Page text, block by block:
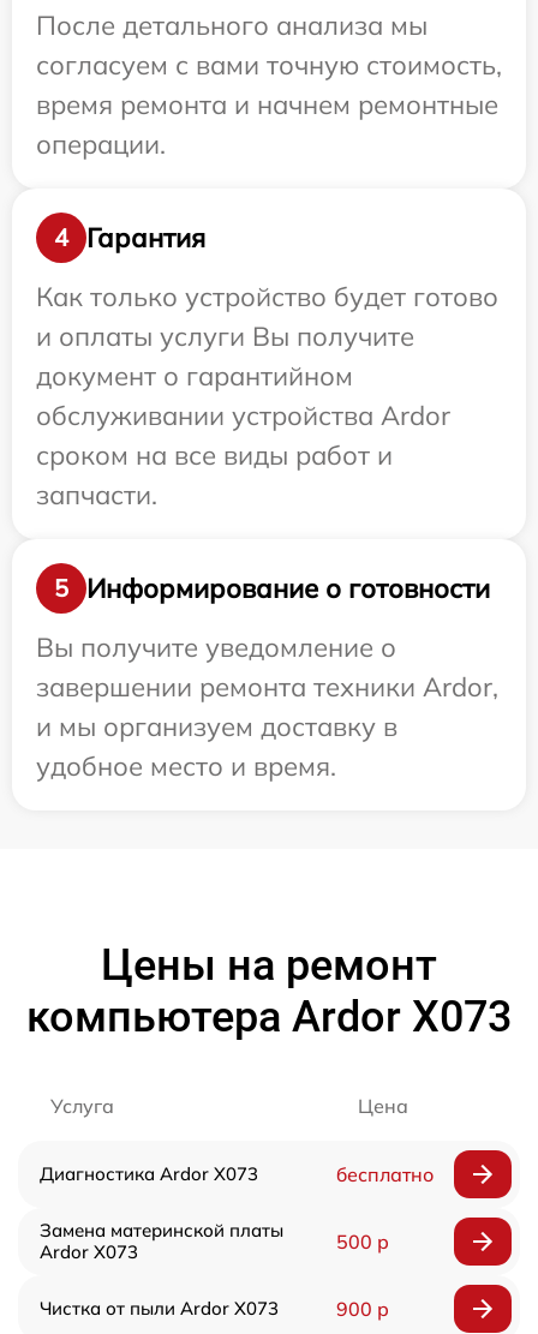
После детального анализа мы
согласуем с вами точную стоимость,
время ремонта и начнем ремонтные
операции.
4
Гарантия
Как только устройство будет готово
и оплаты услуги Вы получите
документ о гарантийном
обслуживании устройства Ardor
сроком на все виды работ и
запчасти.
5
Информирование о готовности
Вы получите уведомление о
завершении ремонта техники Ardor,
и мы организуем доставку в
удобное место и время.
Цены на ремонт
компьютера Ardor X073
Услуга Цена
Диагностика Ardor X073 бесплатно
Замена материнской платы
Ardor X073
500 р
Чистка от пыли Ardor X073 900 р